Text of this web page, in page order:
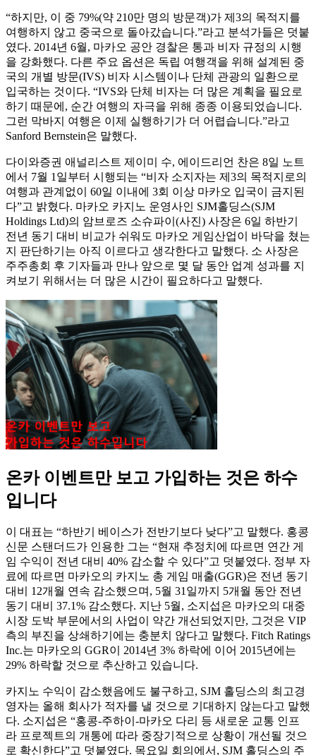
“하지만, 이 중 79%(약 210만 명의 방문객)가 제3의 목적지를
여행하지 않고 중국으로 돌아갔습니다.”라고 분석가들은 덧붙
였다. 2014년 6월, 마카오 공안 경찰은 통과 비자 규정의 시행
을 강화했다. 다른 주요 옵션은 독립 여행객을 위해 설계된 중
국의 개별 방문(IVS) 비자 시스템이나 단체 관광의 일환으로
입국하는 것이다. “IVS와 단체 비자는 더 많은 계획을 필요로
하기 때문에, 순간 여행의 자극을 위해 종종 이용되었습니다.
그런 막바지 여행은 이제 실행하기가 더 어렵습니다.”라고
Sanford Bernstein은 말했다.
다이와증권 애널리스트 제이미 수, 에이드리언 찬은 8일 노트
에서 7월 1일부터 시행되는 “비자 소지자는 제3의 목적지로의
여행과 관계없이 60일 이내에 3회 이상 마카오 입국이 금지된
다”고 밝혔다. 마카오 카지노 운영사인 SJM홀딩스(SJM
Holdings Ltd)의 암브로즈 소슈파이(사진) 사장은 6일 하반기
전년 동기 대비 비교가 쉬워도 마카오 게임산업이 바닥을 쳤는
지 판단하기는 아직 이르다고 생각한다고 말했다. 소 사장은
주주총회 후 기자들과 만나 앞으로 몇 달 동안 업계 성과를 지
켜보기 위해서는 더 많은 시간이 필요하다고 말했다.
온카 이벤트만 보고 가입하는 것은 하수
입니다
이 대표는 “하반기 베이스가 전반기보다 낮다”고 말했다. 홍콩
신문 스탠더드가 인용한 그는 “현재 추정치에 따르면 연간 게
임 수익이 전년 대비 40% 감소할 수 있다”고 덧붙였다. 정부 자
료에 따르면 마카오의 카지노 총 게임 매출(GGR)은 전년 동기
대비 12개월 연속 감소했으며, 5월 31일까지 5개월 동안 전년
동기 대비 37.1% 감소했다. 지난 5월, 소지섭은 마카오의 대중
시장 도박 부문에서의 사업이 약간 개선되었지만, 그것은 VIP
측의 부진을 상쇄하기에는 충분치 않다고 말했다. Fitch Ratings
Inc.는 마카오의 GGR이 2014년 3% 하락에 이어 2015년에는
29% 하락할 것으로 추산하고 있습니다.
카지노 수익이 감소했음에도 불구하고, SJM 홀딩스의 최고경
영자는 올해 회사가 적자를 낼 것으로 기대하지 않는다고 말했
다. 소지섭은 “홍콩-주하이-마카오 다리 등 새로운 교통 인프
라 프로젝트의 개통에 따라 중장기적으로 상황이 개선될 것으
로 확신한다”고 덧붙였다. 목요일 회의에서, SJM 홀딩스의 주